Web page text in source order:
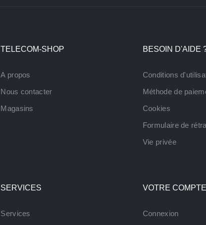
TELECOM-SHOP
A propos
Nous contacter
Magasins
BESOIN D'AIDE
Conditions
Méthode de
Cookies
Formulaire de
Vie privée
SERVICES
Services
VOTRE COMPTE
Connexion